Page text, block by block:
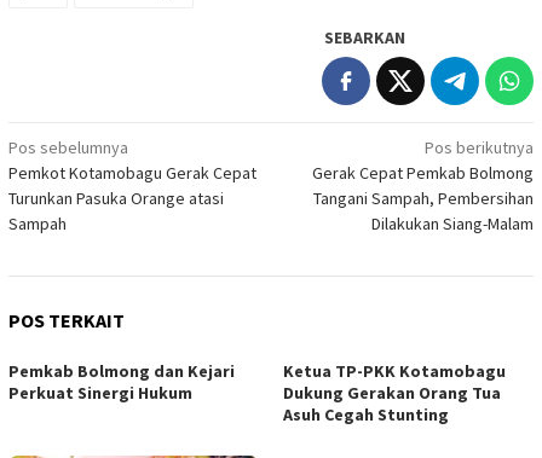
SEBARKAN
Navigasi
pos
Pos sebelumnya
Pemkot Kotamobagu Gerak Cepat
Turunkan Pasuka Orange atasi
Sampah
Pos berikutnya
Gerak Cepat Pemkab Bolmong
Tangani Sampah, Pembersihan
Dilakukan Siang-Malam
POS TERKAIT
Pemkab Bolmong dan Kejari
Perkuat Sinergi Hukum
Ketua TP-PKK Kotamobagu
Dukung Gerakan Orang Tua
Asuh Cegah Stunting